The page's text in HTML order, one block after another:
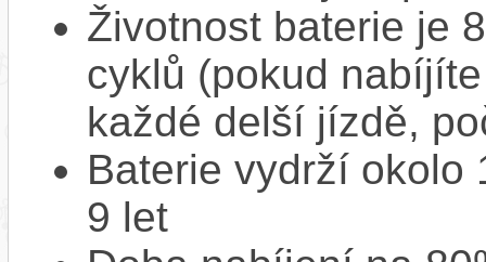
Životnost baterie je
cyklů (pokud
každé delší jízdě,
Baterie vydrží okolo
9 let